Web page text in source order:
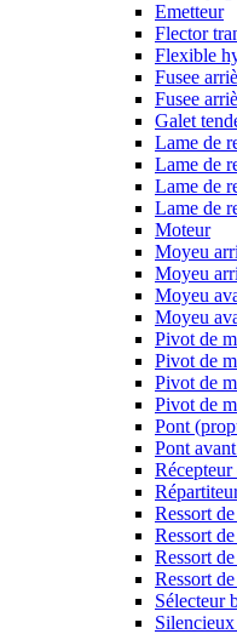
Emetteur
Flector
Flexible
Fusee
Fusee
Galet
Lame de
Lame de
Lame de
Lame de
Moteur
Moyeu
Moyeu
Moyeu
Moyeu
Pivot de
Pivot de
Pivot de
Pivot de
Pont
Pont
Récepteur
Ressort
Ressort
Ressort
Ressort
Sélecteur